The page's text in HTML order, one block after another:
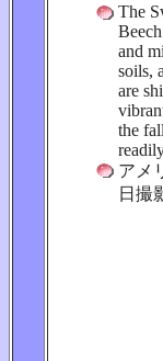
The
and
soils,
are
the
アメ
日撮